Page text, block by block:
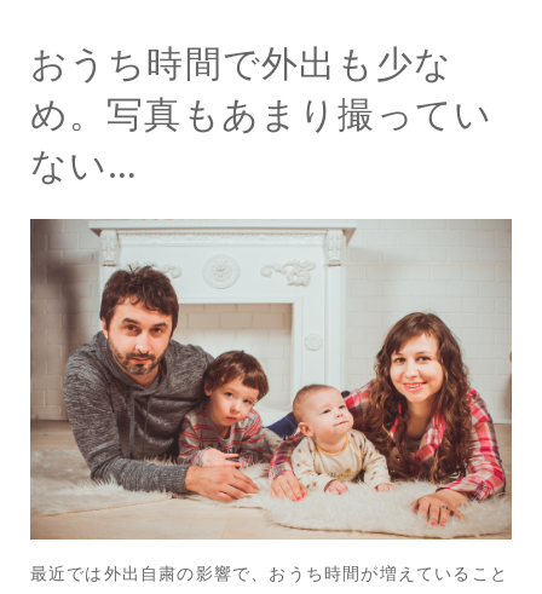
おうち時間で外出も少な
め。写真もあまり撮ってい
ない…
最近では外出自粛の影響で、おうち時間が増えていること